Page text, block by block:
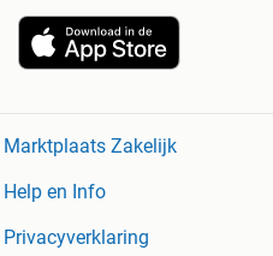
Marktplaats Zakelijk
Help en Info
Privacyverklaring